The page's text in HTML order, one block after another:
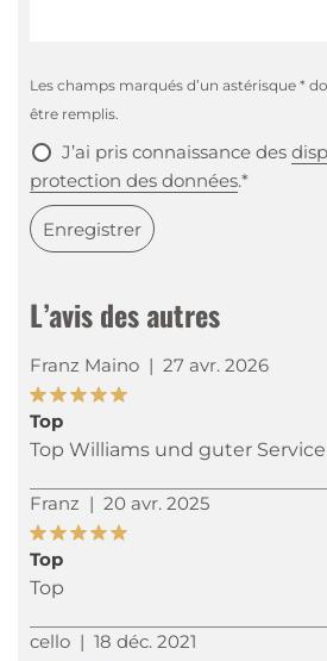
L’avis des autres
Franz Maino | 27 avr. 2026
Top
Top Williams und guter
Franz | 20 avr. 2025
Top
Top
cello | 18 déc. 2021
Les champs marqués d’un astérisque *
être remplis.
J’ai pris connaissance des
protection des données.*
Enregistrer